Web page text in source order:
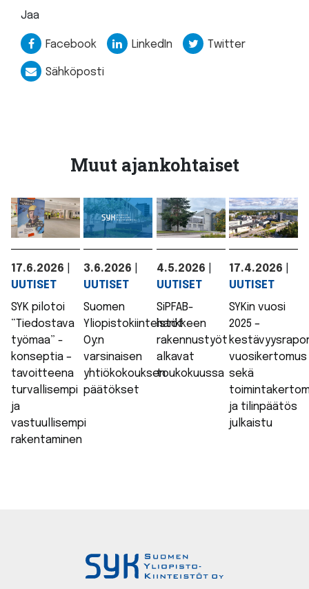
Jaa
Facebook LinkedIn Twitter
Sähköposti
Muut ajankohtaiset
17.6.2026
UUTISET
SYK pilotoi
“Tiedostava
työmaa” -
konseptia –
tavoitteena
turvallisempi
ja
vastuullisempi
rakentaminen
3.6.2026
UUTISET
Suomen
Yliopistokiinteistöt
Oy:n
varsinaisen
yhtiökokouksen
päätökset
4.5.2026
UUTISET
SiPFAB-
hankkeen
rakennustyöt
alkavat
toukokuussa
17.4.2026
UUTISET
SYKin vuosi
2025 –
vuosikertomus
sekä
ja tilinpäätös
julkaistu